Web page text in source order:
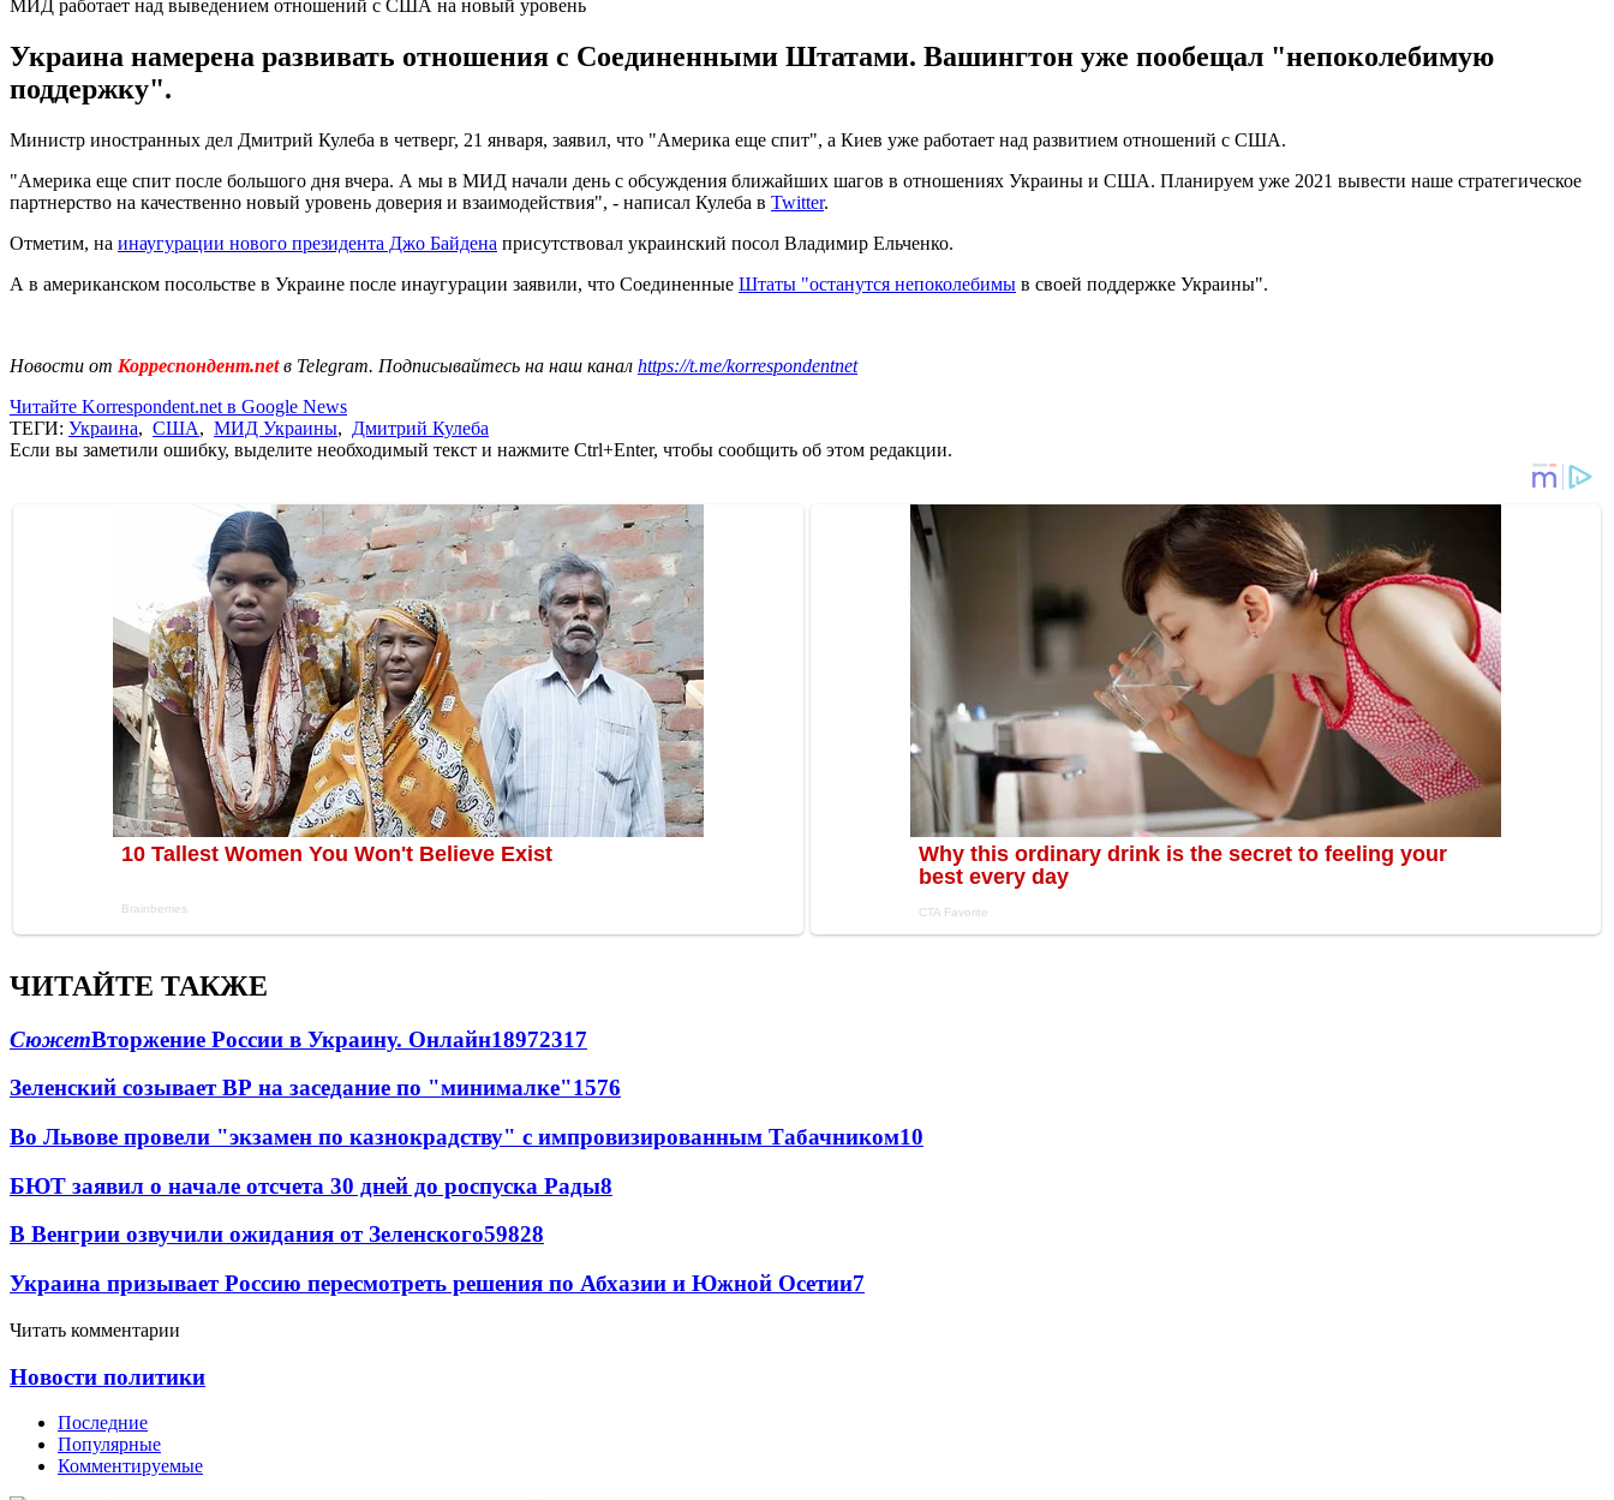
МИД работает над выведением отношений с США на новый уровень
Украина намерена развивать отношения с Соединенными Штатами. Вашингтон уже пообещал "непоколебимую
поддержку".
Министр иностранных дел Дмитрий Кулеба в четверг, 21 января, заявил, что "Америка еще спит", а Киев уже работает над развитием отношений с США.
"Америка еще спит после большого дня вчера. А мы в МИД начали день с обсуждения ближайших шагов в отношениях Украины и США. Планируем уже 2021 вывести наше стратегическое
партнерство на качественно новый уровень доверия и взаимодействия", - написал Кулеба в Twitter.
Отметим, на инаугурации нового президента Джо Байдена присутствовал украинский посол Владимир Ельченко.
А в американском посольстве в Украине после инаугурации заявили, что Соединенные Штаты "останутся непоколебимы в своей поддержке Украины".
Новости от Корреспондент.netв Telegram. Подписывайтесь на наш канал https://t.me/korrespondentnet
Читайте Korrespondent.net в Google News
ТЕГИ: Украина, США, МИД Украины, Дмитрий Кулеба
Если вы заметили ошибку, выделите необходимый текст и нажмите Ctrl+Enter, чтобы сообщить об этом редакции.
ЧИТАЙТЕ ТАКЖЕ
СюжетВторжение России в Украину. Онлайн18972317
Зеленский созывает ВР на заседание по "минималке"1576
Во Львове провели "экзамен по казнокрадству" с импровизированным Табачником10
БЮТ заявил о начале отсчета 30 дней до роспуска Рады8
В Венгрии озвучили ожидания от Зеленского59828
Украина призывает Россию пересмотреть решения по Абхазии и Южной Осетии7
Читать комментарии
Новости политики
Последние
Популярные
Комментируемые